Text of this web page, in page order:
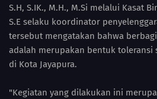
S.H, S.IK., M.H., M.Si melalui Kasat
S.E selaku koordinator
tersebut mengatakan bahwa
adalah merupakan bentuk toleransi
di Kota Jayapura.
"Kegiatan yang dilakukan ini